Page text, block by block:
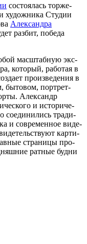
состо­я­лась тор­же­
худож­ни­ка Студии
Александра
раз­бит, побе­да
мас­штаб­ную экс­
кото­рый, рабо­тая в
про­из­ве­де­ния в
быто­вом, порт­рет­
Александр
и исто­ри­че­
соеди­ни­лись тра­ди­
и совре­мен­ное виде­
кар­ти­
стра­ни­цы про­
рат­ные буд­ни